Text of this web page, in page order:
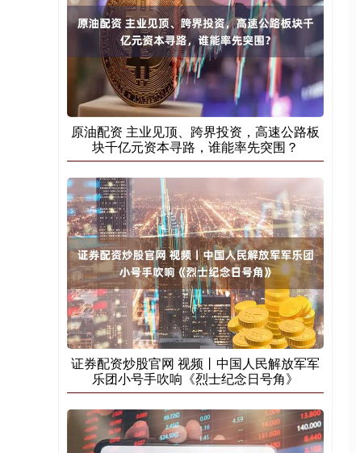
原油配资 主业见顶、跨界投资，高速公路板
块千亿元资本寻路，谁能率先突围？
证券配资炒股官网 视频丨中国人民解放军军
乐团小号手吹响《烈士纪念日号角》